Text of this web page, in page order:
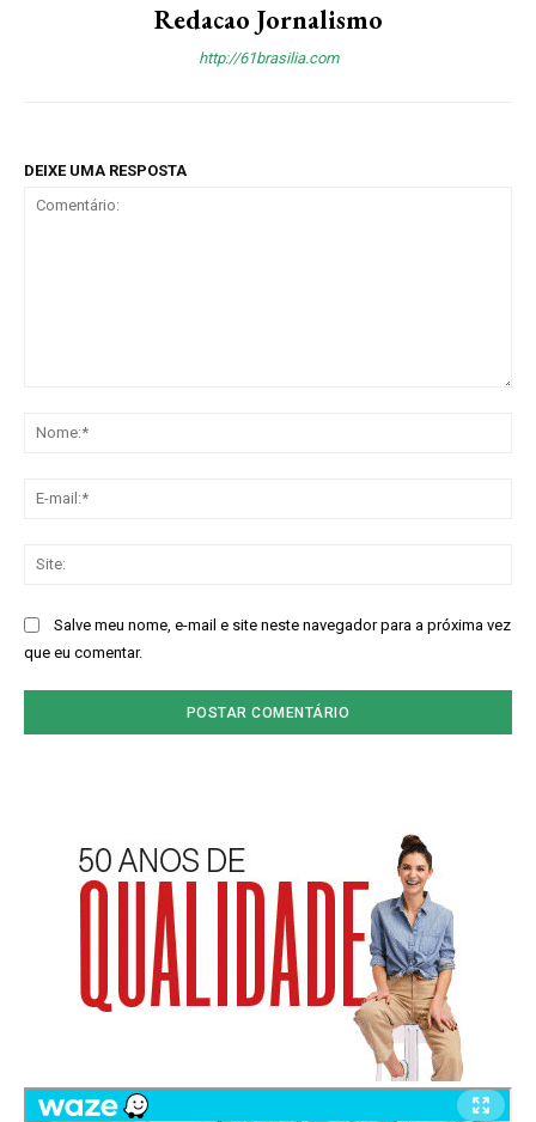
Redacao Jornalismo
http://61brasilia.com
DEIXE UMA RESPOSTA
Salve meu nome, e-mail e site neste navegador para a próxima vez
que eu comentar.